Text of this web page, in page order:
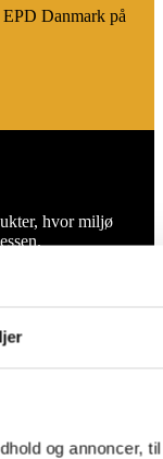
og annoncer,
Danmark på
hvor miljø